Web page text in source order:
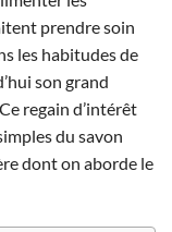
prendre soin
les habitudes de
son grand
regain d’intérêt
du savon
dont on aborde le